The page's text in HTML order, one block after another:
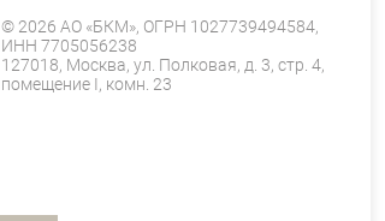
© 2026 АО «БКМ», ОГРН 1027739494584,
ИНН 7705056238
127018, Москва, ул. Полковая, д. 3, стр. 4,
помещение I, комн. 23